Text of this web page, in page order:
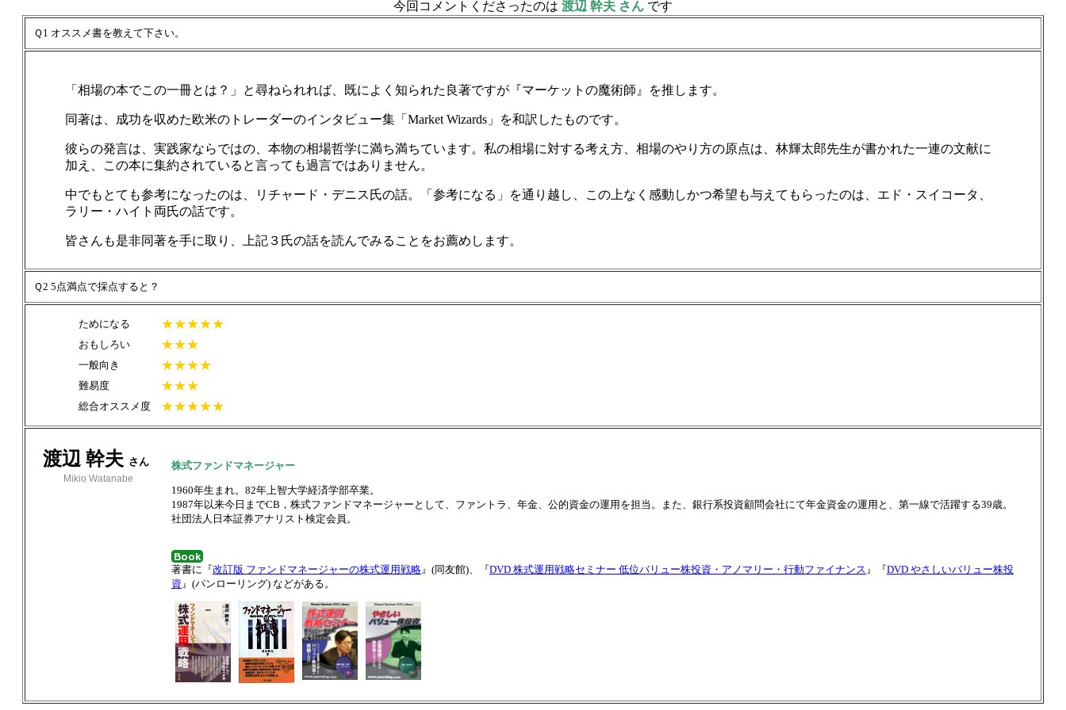
今回コメントくださったのは 渡辺 幹夫 さん です
Ｑ1 オススメ書を教えて下さい。
「相場の本でこの一冊とは？」と尋ねられれば、既によく知られた良著ですが『マーケットの魔術師』を推します。
同著は、成功を収めた欧米のトレーダーのインタビュー集「Market Wizards」を和訳したものです。
彼らの発言は、実践家ならではの、本物の相場哲学に満ち満ちています。私の相場に対する考え方、相場のやり方の原点は、林輝太郎先生が書かれた一連の文献に
加え、この本に集約されていると言っても過言ではありません。
中でもとても参考になったのは、リチャード・デニス氏の話。「参考になる」を通り越し、この上なく感動しかつ希望も与えてもらったのは、エド・スイコータ、
ラリー・ハイト両氏の話です。
皆さんも是非同著を手に取り、上記３氏の話を読んでみることをお薦めします。
Ｑ2 5点満点で採点すると？
ためになる ★★★★★
おもしろい ★★★
一般向き ★★★★
難易度 ★★★
総合オススメ度 ★★★★★
渡辺 幹夫 さん
Mikio Watanabe
株式ファンドマネージャー
1960年生まれ。82年上智大学経済学部卒業。
1987年以来今日までCB，株式ファンドマネージャーとして、ファントラ、年金、公的資金の運用を担当。また、銀行系投資顧問会社にて年金資金の運用と、第一線で活躍する39歳。
社団法人日本証券アナリスト検定会員。
著書に『改訂版 ファンドマネージャーの株式運用戦略 』(同友館)、『DVD 株式運用戦略セミナー 低位バリュー株投資・アノマリー・行動ファイナンス 』『DVD やさしいバリュー株投
資 』(パンローリング) などがある。